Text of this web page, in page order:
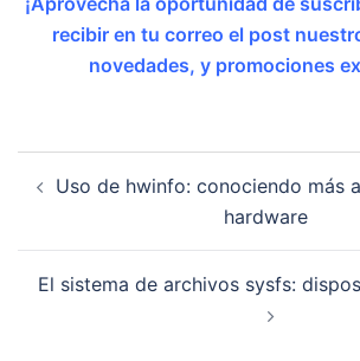
recibir en tu correo el post
novedades, y promociones
de Uso de hwinfo: conociendo más
hardware
El sistema de archivos sysfs: